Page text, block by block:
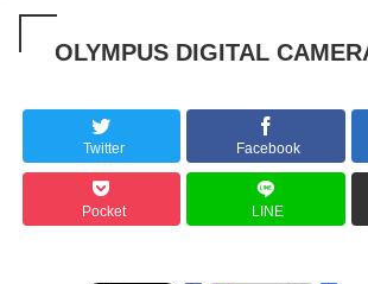
OLYMPUS DIGITAL
Twitter Facebook
Pocket LINE